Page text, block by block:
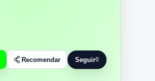
Recomendar Seguir0
Seguir a Maxikiosco 82